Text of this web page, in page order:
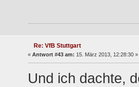
Re: VfB Stuttgart
« Antwort #43 am: 15. März 2013, 12:28:30 »
Und ich dachte,